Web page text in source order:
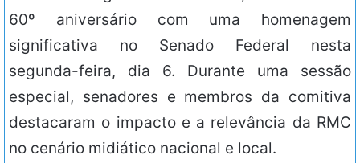
60º aniversário com uma homenagem
significativa no Senado Federal nesta
segunda-feira, dia 6. Durante uma sessão
especial, senadores e membros da comitiva
destacaram o impacto e a relevância da RMC
no cenário midiático nacional e local.